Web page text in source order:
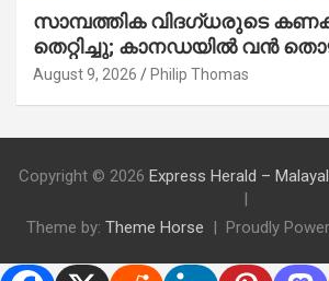
സാമ്പത്തിക വിദഗ്ധരുടെ
തെറ്റിച്ചു; കാനഡയിൽ വൻ
August 9, 2026 Philip Thomas
Copyright © 2026 Express Herald –
Theme by: Theme Horse Proudly